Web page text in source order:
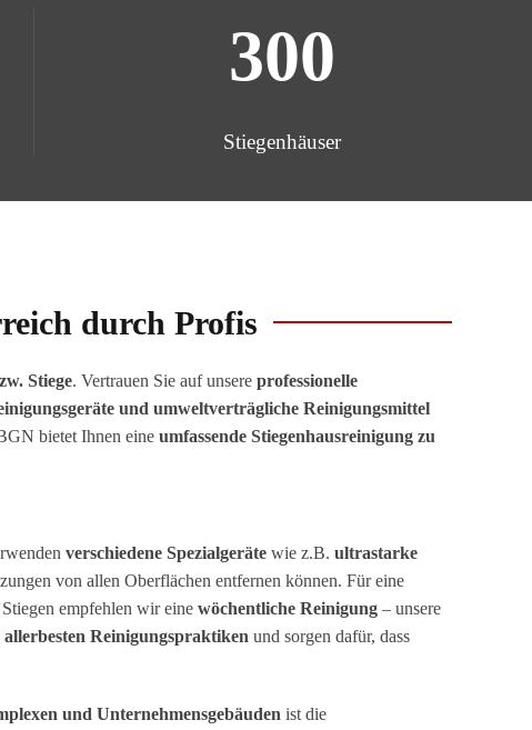
300
Stiegenhäuser
durch Profis
Stiege. Vertrauen Sie auf unsere professionelle
und umweltverträgliche Reinigungsmittel
bietet Ihnen eine umfassende Stiegenhausreinigung zu
verschiedene Spezialgeräte wie z.B. ultrastarke
von allen Oberflächen entfernen können. Für eine
empfehlen wir eine wöchentliche Reinigung – unsere
allerbesten Reinigungspraktiken und sorgen dafür, dass
und Unternehmensgebäuden ist die